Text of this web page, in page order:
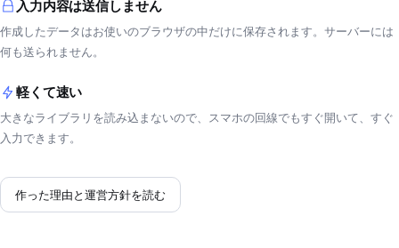
入力内容は送信しません
作成したデータはお使いのブラウザの中だけに保存されます。サーバーには
何も送られません。
軽くて速い
大きなライブラリを読み込まないので、スマホの回線でもすぐ開いて、すぐ
入力できます。
作った理由と運営方針を読む